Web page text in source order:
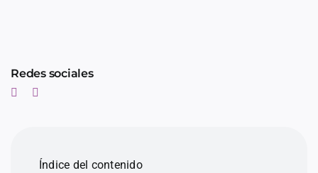
Redes sociales
Índice del contenido